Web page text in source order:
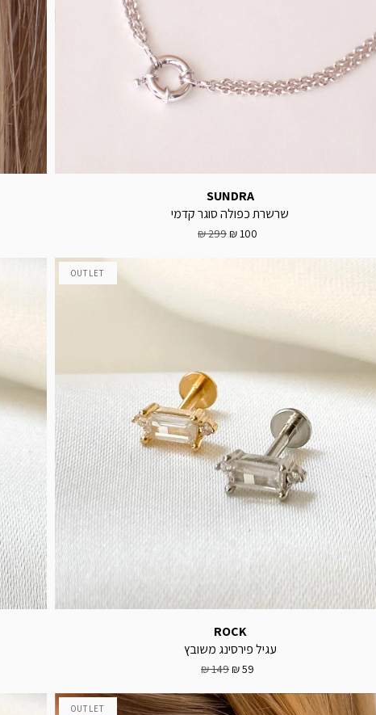
SUNDRA
שרשרת כפולה סוגר קדמי
100 ₪
299 ₪
OUTLET
ROCK
עגיל פירסינג משובץ
59 ₪
149 ₪
OUTLET